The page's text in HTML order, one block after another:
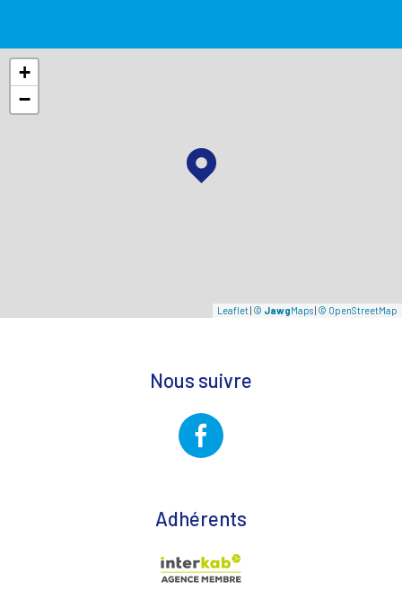
+
−
Leaflet © JawgMaps| © OpenStreetMap
Nous suivre
Adhérents